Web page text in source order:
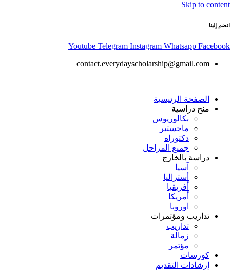
Skip to content
انضم إلينا
Youtube Telegram Instagram Whatsapp Facebook
contact.everydayscholarship@gmail.com
الصفحة الرئيسية
منح دراسية
بكالوريوس
ماجستير
دكتوراه
جميع المراحل
دراسة بالخارج
آسيا
أستراليا
أفريقيا
أمريكا
اوروبا
تداريب ومؤتمرات
تداريب
زمالة
مؤتمر
كورسات
إرشادات التقديم